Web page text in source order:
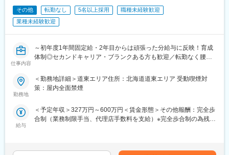
・8：30 現場作業(巡回)
・12：00 昼休憩
・13：00 工事打ち合わせ
■働きやすい環境：
期に休日の勤務の可能性がございますが、4周4休以上の休日は原
則守られておりますのでご安心ください。
【バランスのよい事業展開】
当社の特徴は、国土の防災や港と空港の発展に寄与する「海上
設・集合住宅・教育施設・医療施設・福祉施設などの工事を行う
その他 転勤なし 5名以上採用
職種未経験歓迎
業種未経験歓迎
仕事内容
～初年度1年間固定給・2年目からは頑張った分給与に反映！育成
体制◎セカンドキャリア・ブランクある方も歓迎／転勤なく腰を
◆業務内容
いたします。
勤務地
＜勤務地詳細＞道東エリア住所：北海道道東エリア 受動喫煙対
策：屋内全面禁煙
給与
＜予定年収＞327万円～600万円＜賃金形態＞その他報酬：完全歩
合制（業務制限手当、代理店手数料を支給）※完全歩合制の為残業